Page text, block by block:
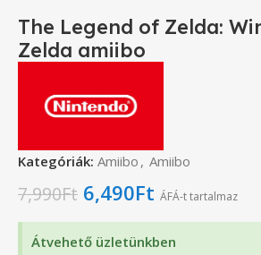
The Legend of Zelda:
Zelda amiibo
Kategóriák: Amiibo , Amiibo
7,990Ft 6,490Ft ÁFÁ-t tartalmaz
Átvehető üzletünkben